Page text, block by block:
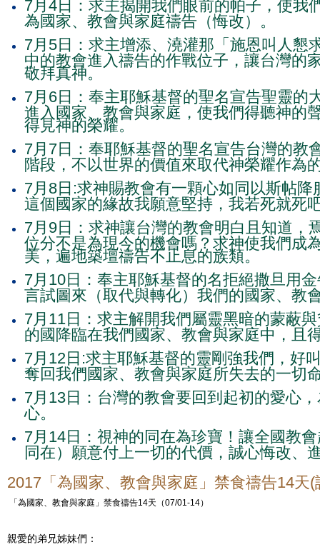
7月4日：求主揭開我們眼前的帕子，使我
為國家、教會與家庭禱告（悔改）。
7月5日：求主增添、澆灌那「施恩叫人懇
中的教會進入禱告的作戰位子，讓台灣的
敬拜真神。
7月6日：奉主耶穌基督的聖名宣告聖靈的
進入國家、教會與家庭，使我們得聽神的
得見神的榮耀。
7月7日：奉耶穌基督的聖名宣告台灣的教
階段，不以世界的價值來取代神榮耀作為
7月8日:求神賜教會有一顆心如同以斯帖降
這個國家的緣故我願意堅持，我若死就死
7月9日：求神讓台灣的教會明白且知道，
位分不是為現今的機會嗎？求神使我們成
美，遍地築壇禱告不止息的族類。
7月10日：奉主耶穌基督的名拒絕撒旦用
言試圖來（取代與轉化）我們的國家、教
7月11日：求主解開我們屬靈黑暗的蒙蔽
的國降臨在我們國家、教會與家庭中，且
7月12日:求主耶穌基督的靈剛強我們，好
奪回我們國家、教會與家庭所失去的一切
7月13日：台灣的教會要回到起初的愛心
心。
7月14日：視神的同在為珍寶！讓全國教
同在）願意付上一切的代價，誠心悔改、
2017「為國家、教會與家庭」禁食禱告14天(
「為國家、教會與家庭」禁食禱告14天（07/01-14）
親愛的弟兄姊妹們：